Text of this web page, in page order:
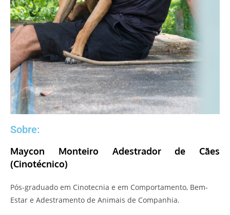
Sobre:
Maycon Monteiro Adestrador de Cães
(Cinotécnico)
Pós-graduado em Cinotecnia e em Comportamento, Bem-
Estar e Adestramento de Animais de Companhia.